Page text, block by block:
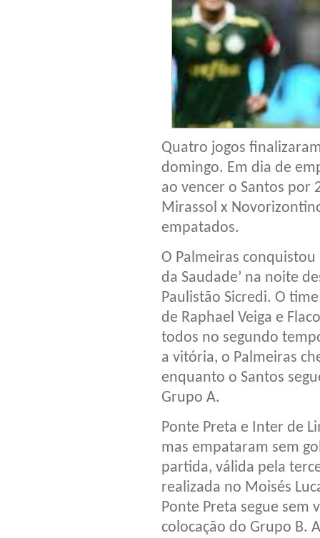
Quatro jogos
domingo. Em dia de
ao vencer o Santos por
Mirassol x
empatados.
O Palmeiras conquistou
da Saudade’ na noite
Paulistão Sicredi. O
de Raphael Veiga e
todos no segundo
a vitória, o Palmeiras
enquanto o Santos
Grupo A.
Ponte Preta e Inter de
mas empataram sem
partida, válida pela
realizada no Moisés
Ponte Preta segue sem
colocação do Grupo B.